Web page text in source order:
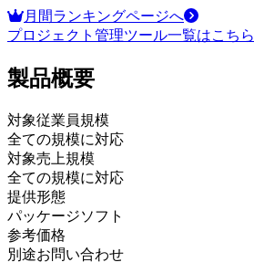
月間ランキングページへ
プロジェクト管理ツール一覧はこちら
製品概要
対象従業員規模
全ての規模に対応
対象売上規模
全ての規模に対応
提供形態
パッケージソフト
参考価格
別途お問い合わせ